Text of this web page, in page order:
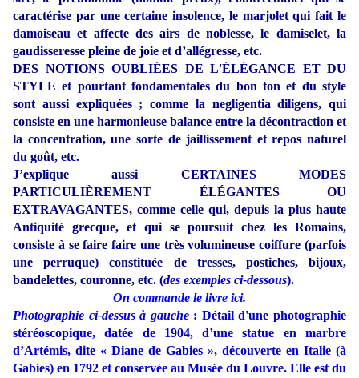
caractérise par une certaine insolence, le marjolet qui fait le
damoiseau et affecte des airs de noblesse, le damiselet, la
gaudisseresse pleine de joie et d’allégresse, etc.
DES NOTIONS OUBLIÉES DE L'ÉLÉGANCE ET DU
STYLE et pourtant fondamentales du bon ton et du style
sont aussi expliquées ; comme la negligentia diligens, qui
consiste en une harmonieuse balance entre la décontraction et
la concentration, une sorte de jaillissement et repos naturel
du goût, etc.
J’explique aussi CERTAINES MODES
PARTICULIÈREMENT ÉLÉGANTES OU
EXTRAVAGANTES, comme celle qui, depuis la plus haute
Antiquité grecque, et qui se poursuit chez les Romains,
consiste à se faire faire une très volumineuse coiffure (parfois
une perruque) constituée de tresses, postiches, bijoux,
bandelettes, couronne, etc. (des exemples ci-dessous).
On commande le livre ici.
Photographie ci-dessus à gauche: Détail d'une photographie
stéréoscopique, datée de 1904, d’une statue en marbre
d’Artémis, dite « Diane de Gabies », découverte en Italie (à
Gabies) en 1792 et conservée au Musée du Louvre. Elle est du